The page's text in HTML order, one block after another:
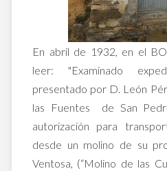
En abril de 1932, en el
leer: "Examinado
presentado por D. León
las Fuentes de San
autorización para
desde un molino de su
Ventosa, (“Molino de las